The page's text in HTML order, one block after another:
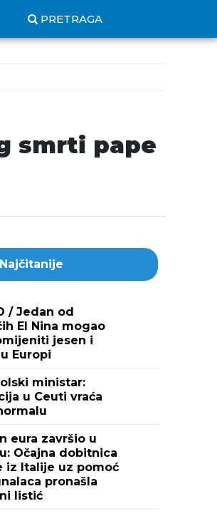
PRETRAGA
smrti pape
Najčitanije
/ Jedan od
El Nina mogao
jesen i
Europi
ministar:
u Ceuti vraća
eura završio u
Očajna dobitnica
iz Italije uz pomoć
pronašla
listić